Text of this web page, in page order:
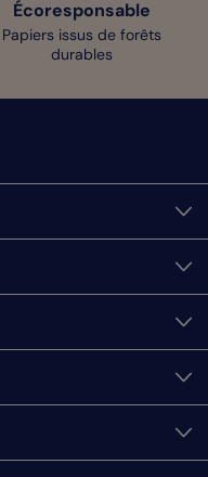
Écoresponsable
Papiers issus de forêts
durables